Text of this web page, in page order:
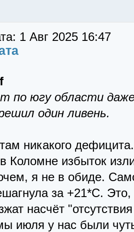
1 Авг 2025 16:47
по югу области
один ливень.
никакого
Коломне избыток
я не в обиде.
за +21*С.
насчёт
июля у нас были